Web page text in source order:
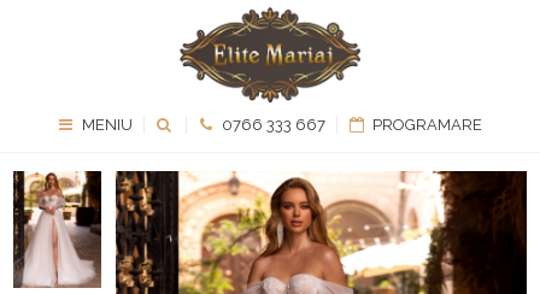
MENIU 0766 333 667 PROGRAMARE